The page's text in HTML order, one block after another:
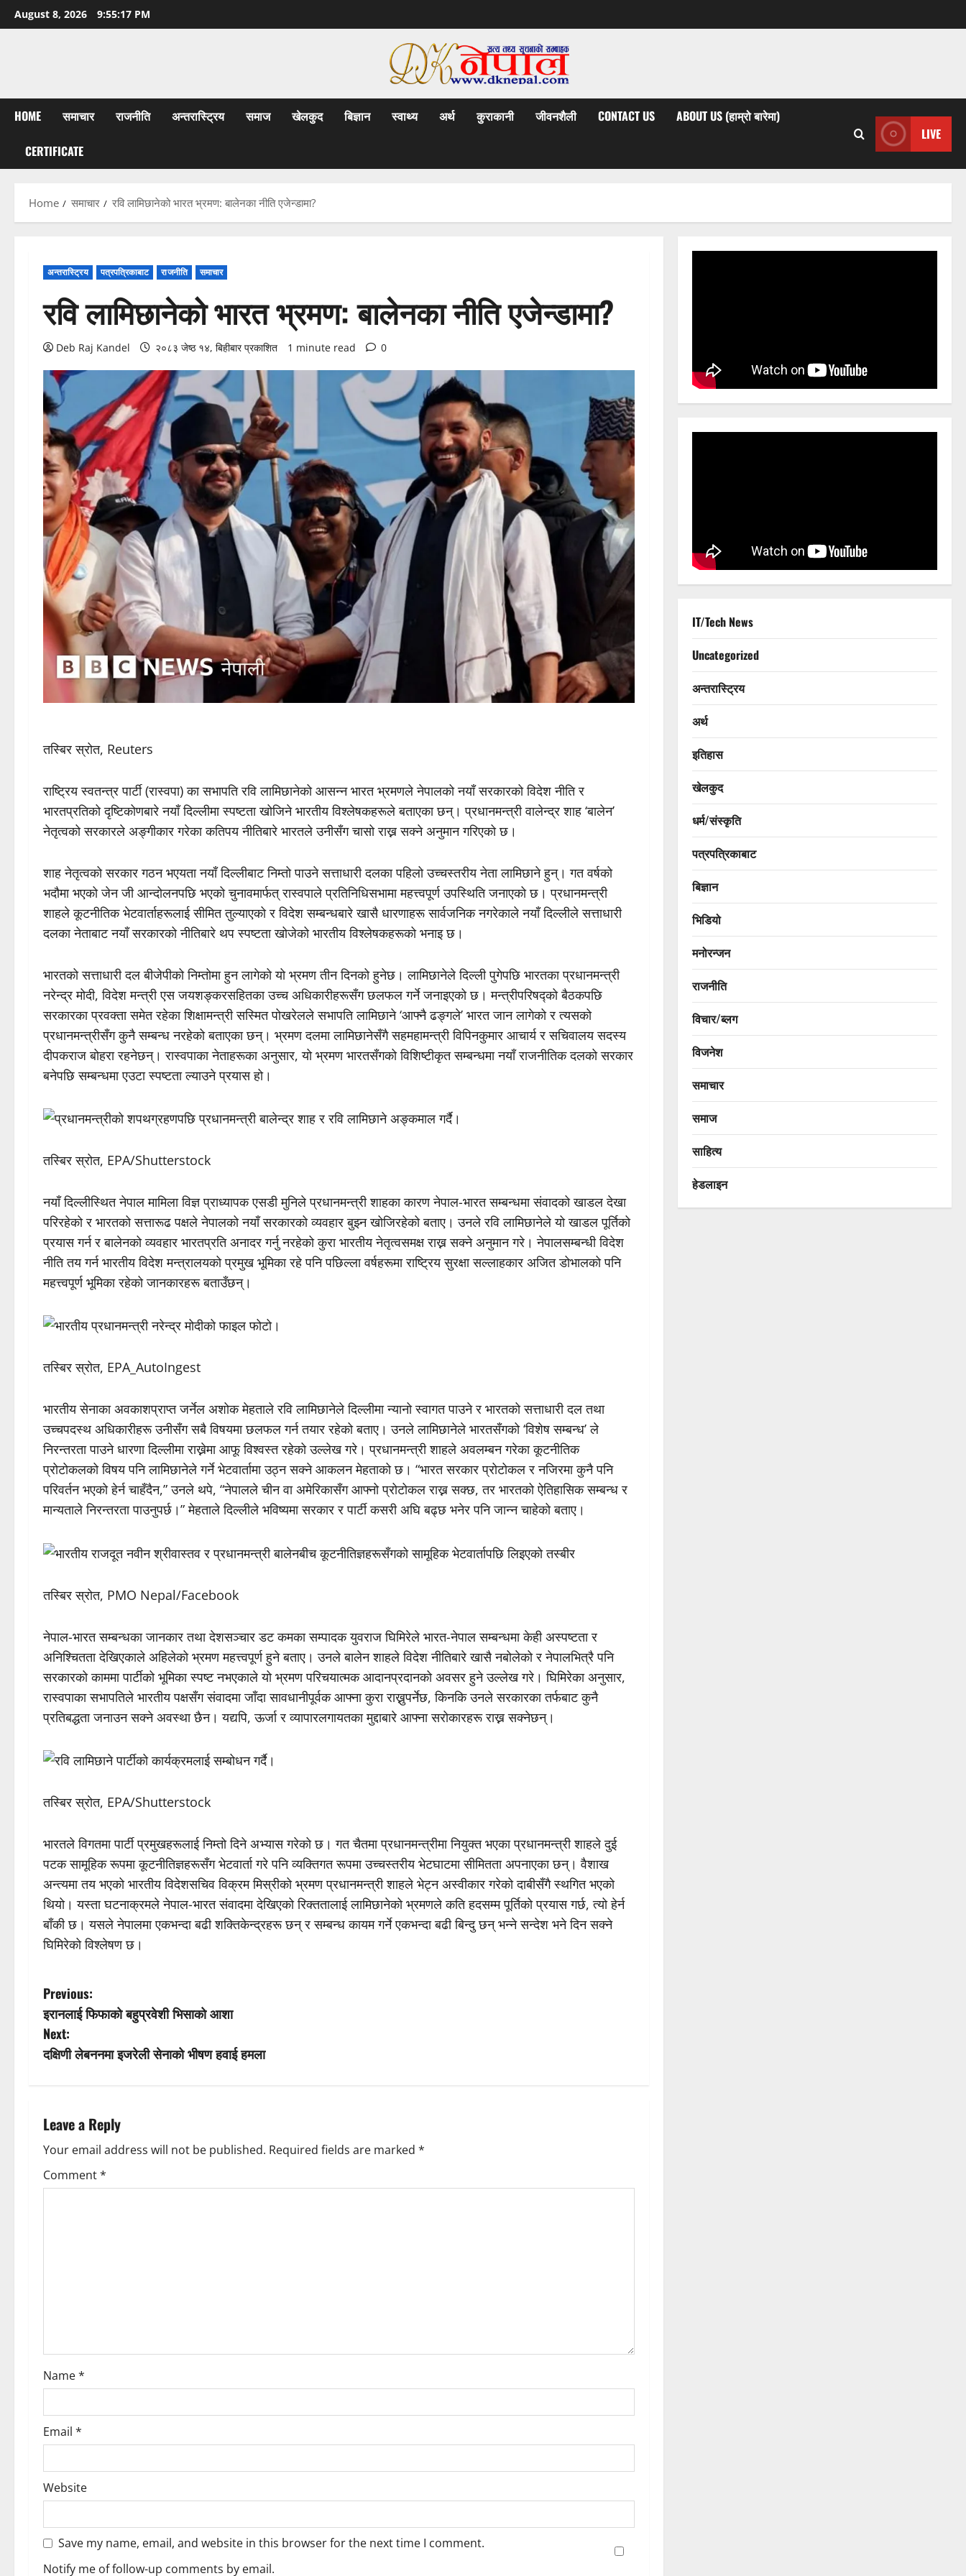
Skip
to
August 8, 2026 9:55:18 PM
HOME समाचार राजनीति अन्तरास्ट्रिय समाज खेलकुद बिज्ञान स्वाथ्य अर्थ कुराकानी जीवनशैली CONTACT US ABOUT US (हाम्रो बारेमा)
CERTIFICATE
LIVE
Home समाचार रवि लामिछानेको भारत भ्रमण: बालेनका नीति एजेन्डामा?
अन्तरास्ट्रिय पत्रपत्रिकाबाट राजनीति समाचार
रवि लामिछानेको भारत भ्रमण: बालेनका नीति एजेन्डामा?
Deb Raj Kandel २०८३ जेष्ठ १४, बिहीबार प्रकाशित 1 minute read 0
तस्बिर स्रोत, Reuters
राष्ट्रिय स्वतन्त्र पार्टी (रास्वपा) का सभापति रवि लामिछानेको आसन्न भारत भ्रमणले नेपालको नयाँ सरकारको विदेश नीति र
भारतप्रतिको दृष्टिकोणबारे नयाँ दिल्लीमा स्पष्टता खोजिने भारतीय विश्लेषकहरूले बताएका छन्। प्रधानमन्त्री वालेन्द्र शाह ‘बालेन’
नेतृत्वको सरकारले अङ्गीकार गरेका कतिपय नीतिबारे भारतले उनीसँग चासो राख्न सक्ने अनुमान गरिएको छ।
शाह नेतृत्वको सरकार गठन भएयता नयाँ दिल्लीबाट निम्तो पाउने सत्ताधारी दलका पहिलो उच्चस्तरीय नेता लामिछाने हुन्। गत वर्षको
भदौमा भएको जेन जी आन्दोलनपछि भएको चुनावमार्फत् रास्वपाले प्रतिनिधिसभामा महत्त्वपूर्ण उपस्थिति जनाएको छ। प्रधानमन्त्री
शाहले कूटनीतिक भेटवार्ताहरूलाई सीमित तुल्याएको र विदेश सम्बन्धबारे खासै धारणाहरू सार्वजनिक नगरेकाले नयाँ दिल्लीले सत्ताधारी
दलका नेताबाट नयाँ सरकारको नीतिबारे थप स्पष्टता खोजेको भारतीय विश्लेषकहरूको भनाइ छ।
भारतको सत्ताधारी दल बीजेपीको निम्तोमा हुन लागेको यो भ्रमण तीन दिनको हुनेछ। लामिछानेले दिल्ली पुगेपछि भारतका प्रधानमन्त्री
नरेन्द्र मोदी, विदेश मन्त्री एस जयशङ्करसहितका उच्च अधिकारीहरूसँग छलफल गर्ने जनाइएको छ। मन्त्रीपरिषद्को बैठकपछि
सरकारका प्रवक्ता समेत रहेका शिक्षामन्त्री सस्मित पोखरेलले सभापति लामिछाने ‘आफ्नै ढङ्गले’ भारत जान लागेको र त्यसको
प्रधानमन्त्रीसँग कुनै सम्बन्ध नरहेको बताएका छन्। भ्रमण दलमा लामिछानेसँगै सहमहामन्त्री विपिनकुमार आचार्य र सचिवालय सदस्य
दीपकराज बोहरा रहनेछन्। रास्वपाका नेताहरूका अनुसार, यो भ्रमण भारतसँगको विशिष्टीकृत सम्बन्धमा नयाँ राजनीतिक दलको सरकार
बनेपछि सम्बन्धमा एउटा स्पष्टता ल्याउने प्रयास हो।
तस्बिर स्रोत, EPA/Shutterstock
नयाँ दिल्लीस्थित नेपाल मामिला विज्ञ प्राध्यापक एसडी मुनिले प्रधानमन्त्री शाहका कारण नेपाल-भारत सम्बन्धमा संवादको खाडल देखा
परिरहेको र भारतको सत्तारूढ पक्षले नेपालको नयाँ सरकारको व्यवहार बुझ्न खोजिरहेको बताए। उनले रवि लामिछानेले यो खाडल पूर्तिको
प्रयास गर्न र बालेनको व्यवहार भारतप्रति अनादर गर्नु नरहेको कुरा भारतीय नेतृत्वसमक्ष राख्न सक्ने अनुमान गरे। नेपालसम्बन्धी विदेश
नीति तय गर्न भारतीय विदेश मन्त्रालयको प्रमुख भूमिका रहे पनि पछिल्ला वर्षहरूमा राष्ट्रिय सुरक्षा सल्लाहकार अजित डोभालको पनि
महत्त्वपूर्ण भूमिका रहेको जानकारहरू बताउँछन्।
तस्बिर स्रोत, EPA_AutoIngest
भारतीय सेनाका अवकाशप्राप्त जर्नेल अशोक मेहताले रवि लामिछानेले दिल्लीमा न्यानो स्वागत पाउने र भारतको सत्ताधारी दल तथा
उच्चपदस्थ अधिकारीहरू उनीसँग सबै विषयमा छलफल गर्न तयार रहेको बताए। उनले लामिछानेले भारतसँगको ‘विशेष सम्बन्ध’ ले
निरन्तरता पाउने धारणा दिल्लीमा राख्नेमा आफू विश्वस्त रहेको उल्लेख गरे। प्रधानमन्त्री शाहले अवलम्बन गरेका कूटनीतिक
प्रोटोकलको विषय पनि लामिछानेले गर्ने भेटवार्तामा उठ्न सक्ने आकलन मेहताको छ। “भारत सरकार प्रोटोकल र नजिरमा कुनै पनि
परिवर्तन भएको हेर्न चाहँदैन,” उनले थपे, “नेपालले चीन वा अमेरिकासँग आफ्नो प्रोटोकल राख्न सक्छ, तर भारतको ऐतिहासिक सम्बन्ध र
मान्यताले निरन्तरता पाउनुपर्छ।” मेहताले दिल्लीले भविष्यमा सरकार र पार्टी कसरी अघि बढ्छ भनेर पनि जान्न चाहेको बताए।
तस्बिर स्रोत, PMO Nepal/Facebook
नेपाल-भारत सम्बन्धका जानकार तथा देशसञ्चार डट कमका सम्पादक युवराज घिमिरेले भारत-नेपाल सम्बन्धमा केही अस्पष्टता र
अनिश्चितता देखिएकाले अहिलेको भ्रमण महत्त्वपूर्ण हुने बताए। उनले बालेन शाहले विदेश नीतिबारे खासै नबोलेको र नेपालभित्रै पनि
सरकारको काममा पार्टीको भूमिका स्पष्ट नभएकाले यो भ्रमण परिचयात्मक आदानप्रदानको अवसर हुने उल्लेख गरे। घिमिरेका अनुसार,
रास्वपाका सभापतिले भारतीय पक्षसँग संवादमा जाँदा सावधानीपूर्वक आफ्ना कुरा राख्नुपर्नेछ, किनकि उनले सरकारका तर्फबाट कुनै
प्रतिबद्धता जनाउन सक्ने अवस्था छैन। यद्यपि, ऊर्जा र व्यापारलगायतका मुद्दाबारे आफ्ना सरोकारहरू राख्न सक्नेछन्।
तस्बिर स्रोत, EPA/Shutterstock
भारतले विगतमा पार्टी प्रमुखहरूलाई निम्तो दिने अभ्यास गरेको छ। गत चैतमा प्रधानमन्त्रीमा नियुक्त भएका प्रधानमन्त्री शाहले दुई
पटक सामूहिक रूपमा कूटनीतिज्ञहरूसँग भेटवार्ता गरे पनि व्यक्तिगत रूपमा उच्चस्तरीय भेटघाटमा सीमितता अपनाएका छन्। वैशाख
अन्त्यमा तय भएको भारतीय विदेशसचिव विक्रम मिस्रीको भ्रमण प्रधानमन्त्री शाहले भेट्न अस्वीकार गरेको दाबीसँगै स्थगित भएको
थियो। यस्ता घटनाक्रमले नेपाल-भारत संवादमा देखिएको रिक्ततालाई लामिछानेको भ्रमणले कति हदसम्म पूर्तिको प्रयास गर्छ, त्यो हेर्न
बाँकी छ। यसले नेपालमा एकभन्दा बढी शक्तिकेन्द्रहरू छन् र सम्बन्ध कायम गर्ने एकभन्दा बढी बिन्दु छन् भन्ने सन्देश भने दिन सक्ने
घिमिरेको विश्लेषण छ।
P
o
s
n
a
v
o
n
Previous:
इरानलाई फिफाको बहुप्रवेशी भिसाको आशा
Next:
दक्षिणी लेबननमा इजरेली सेनाको भीषण हवाई हमला
Leave a Reply
Your email address will not be published. Required fields are marked *
Comment*
Name*
Email *
Website
Save my name, email, and website in this browser for the next time I comment.
Notify me of follow-up comments by email.
IT/Tech News
Uncategorized
अन्तरास्ट्रिय
अर्थ
इतिहास
खेलकुद
धर्म/संस्कृति
पत्रपत्रिकाबाट
बिज्ञान
भिडियो
मनोरन्जन
राजनीति
विचार/ब्लग
विजनेश
समाचार
समाज
साहित्य
हेडलाइन